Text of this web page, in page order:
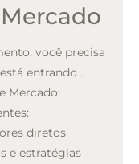
você precisa
entrando .
Mercado:
diretos
e estratégias